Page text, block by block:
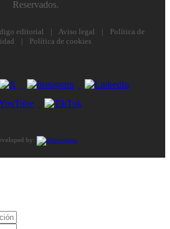
Reservados.
editorial | Aviso legal |
Política de
| Política de cookies
by:
de correo electrónico